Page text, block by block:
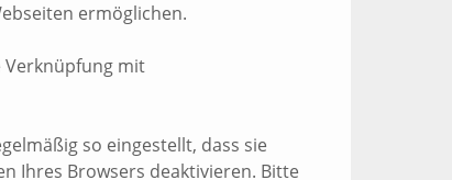
ermöglichen.
Verknüpfung mit
so eingestellt, dass sie
Ihres Browsers deaktivieren. Bitte